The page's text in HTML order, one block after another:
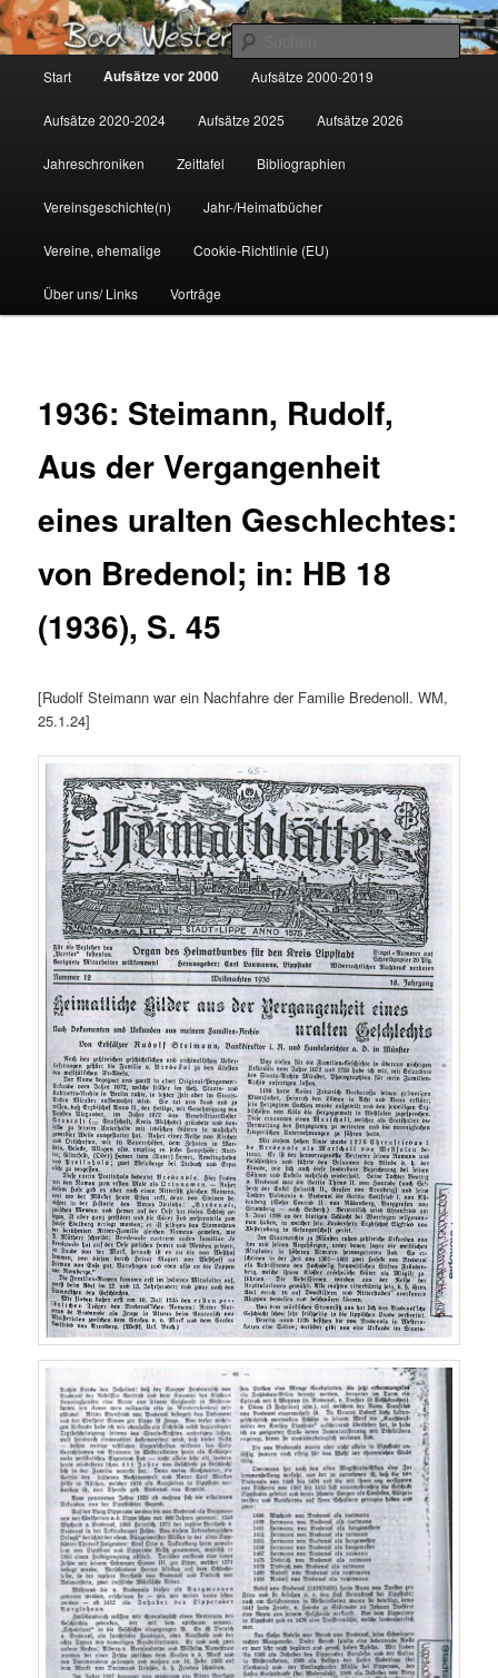
Zum
primären
Inhalt
springen
Gemeinsam für Bad Westernkotten
Start Aufsätze vor 2000 Aufsätze 2000-2019
Aufsätze 2020-2024 Aufsätze 2025 Aufsätze 2026
Jahreschroniken Zeittafel Bibliographien
Vereinsgeschichte(n) Jahr-/Heimatbücher
Vereine, ehemalige Cookie-Richtlinie (EU)
Über uns/ Links Vorträge
1936: Steimann, Rudolf,
Aus der Vergangenheit
eines uralten Geschlechtes:
von Bredenol; in: HB 18
(1936), S. 45
[Rudolf Steimann war ein Nachfahre der Familie Bredenoll. WM,
25.1.24]